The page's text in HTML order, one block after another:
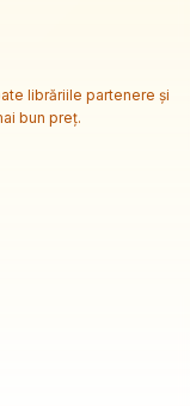
librăriile partenere și
bun preț.